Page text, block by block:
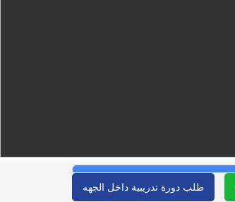
طلب دورة تدريبية داخل الجهه